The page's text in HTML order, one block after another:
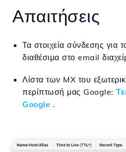
Απαιτήσεις
Τα στοιχεία σύνδεσης για
διαθέσιμα στο email
Λίστα των MX του
περίπτωσή μας Google:
Google .